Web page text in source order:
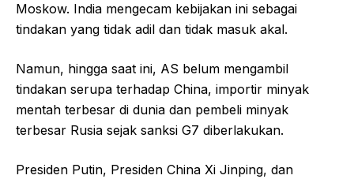
Moskow. India mengecam kebijakan ini sebagai
tindakan yang tidak adil dan tidak masuk akal.
Namun, hingga saat ini, AS belum mengambil
tindakan serupa terhadap China, importir minyak
mentah terbesar di dunia dan pembeli minyak
terbesar Rusia sejak sanksi G7 diberlakukan.
Presiden Putin, Presiden China Xi Jinping, dan